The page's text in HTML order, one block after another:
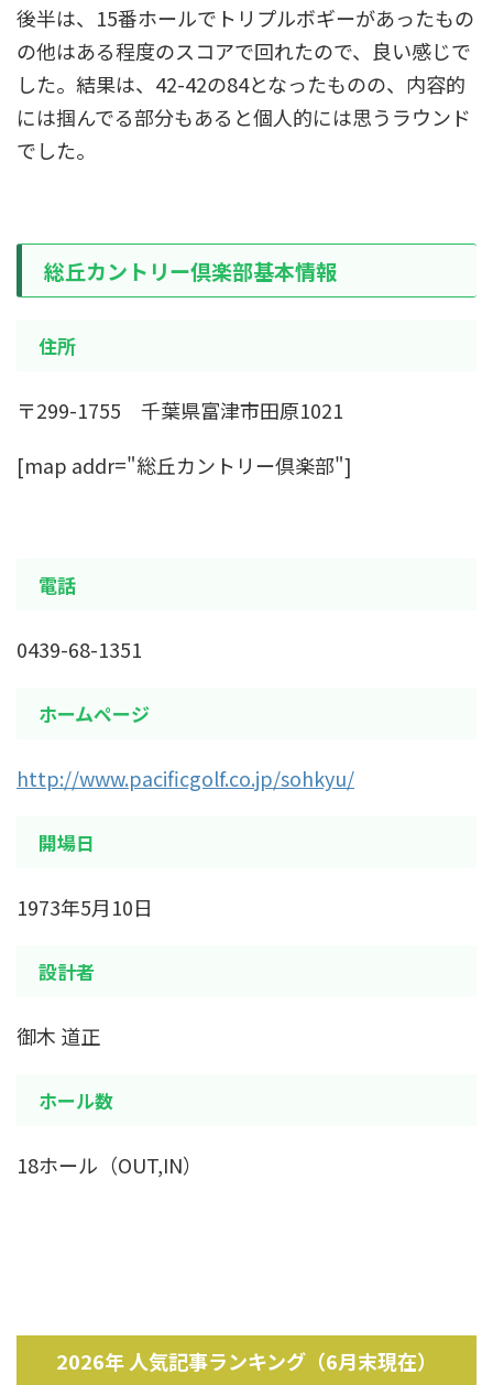
後半は、15番ホールでトリプルボギーがあったもの
の他はある程度のスコアで回れたので、良い感じで
した。結果は、42-42の84となったものの、内容的
には掴んでる部分もあると個人的には思うラウンド
でした。
総丘カントリー倶楽部基本情報
住所
〒299-1755 千葉県富津市田原1021
[map addr="総丘カントリー倶楽部"]
電話
0439-68-1351
ホームページ
http://www.pacificgolf.co.jp/sohkyu/
開場日
1973年5月10日
設計者
御木 道正
ホール数
18ホール（OUT,IN）
2026年 人気記事ランキング（6月末現在）